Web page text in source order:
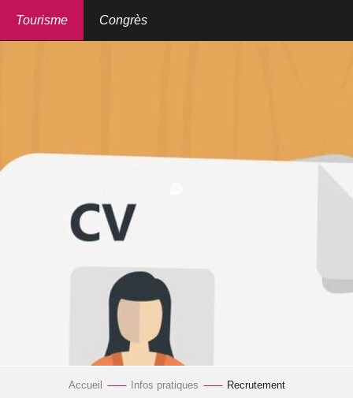
Tourisme Congrès
Accueil Infos pratiques Recrutement